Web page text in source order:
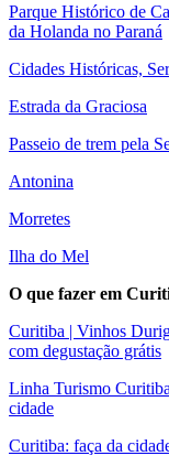
Parque Histórico de
da Holanda no Paraná
Cidades Históricas,
Estrada da Graciosa
Passeio de trem pela
Antonina
Morretes
Ilha do Mel
O que fazer em
Curitiba | Vinhos
com degustação grátis
Linha Turismo
cidade
Curitiba: faça da